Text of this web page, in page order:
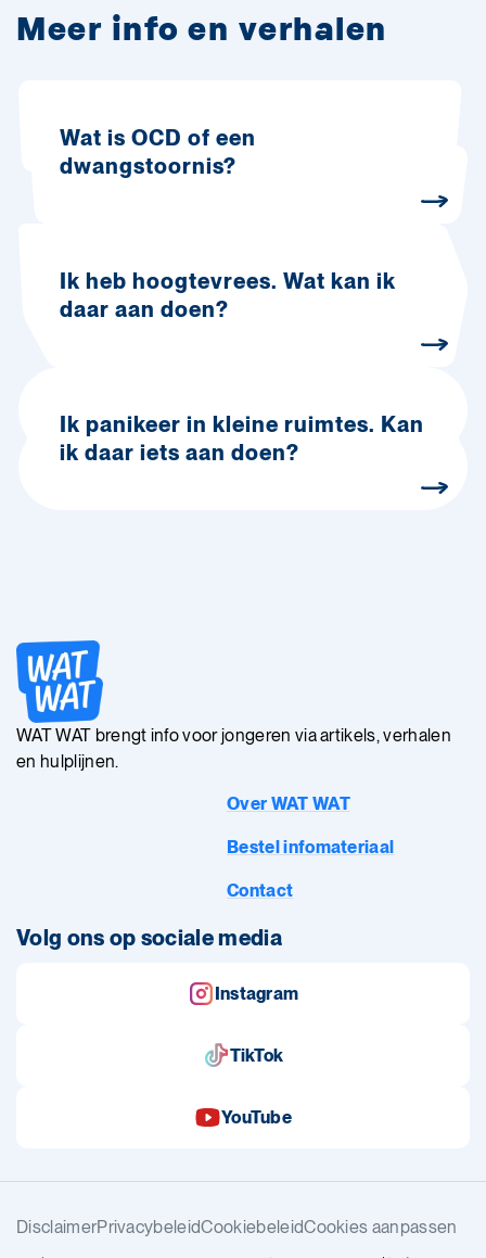
Meer info en verhalen
Wat is OCD of een
dwangstoornis?
Ik heb hoogtevrees. Wat kan ik
daar aan doen?
Ik panikeer in kleine ruimtes. Kan
ik daar iets aan doen?
WAT WAT brengt info voor jongeren via artikels, verhalen
en hulplijnen.
Over WAT WAT
Bestel infomateriaal
Contact
Volg ons op sociale media
Instagram
TikTok
YouTube
DisclaimerPrivacybeleidCookiebeleidCookies aanpassen